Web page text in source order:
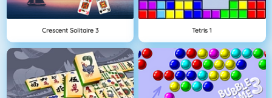
Crescent Solitaire 3 Tetris 1